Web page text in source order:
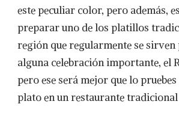
este peculiar color, pero además,
preparar uno de los platillos
región que regularmente se sirven
alguna celebración importante, el
pero ese será mejor que lo
plato en un restaurante tradicional